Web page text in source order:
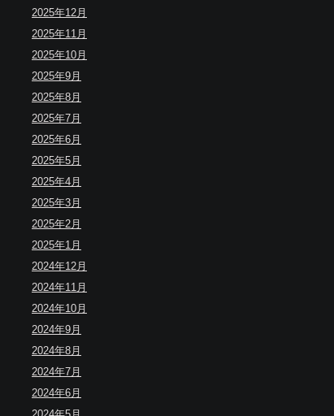
2025年12月
2025年11月
2025年10月
2025年9月
2025年8月
2025年7月
2025年6月
2025年5月
2025年4月
2025年3月
2025年2月
2025年1月
2024年12月
2024年11月
2024年10月
2024年9月
2024年8月
2024年7月
2024年6月